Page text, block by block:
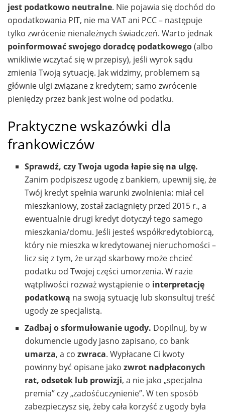
jest podatkowo neutralne. Nie pojawia się dochód do
opodatkowania PIT, nie ma VAT ani PCC – następuje
tylko zwrócenie nienależnych świadczeń. Warto jednak
poinformować swojego doradcę podatkowego(albo
wnikliwie wczytać się w przepisy), jeśli wyrok sądu
zmienia Twoją sytuację. Jak widzimy, problemem są
głównie ulgi związane z kredytem; samo zwrócenie
pieniędzy przez bank jest wolne od podatku.
Praktyczne wskazówki dla
frankowiczów
Sprawdź, czy Twoja ugoda łapie się na ulgę.
Zanim podpiszesz ugodę z bankiem, upewnij się, że
Twój kredyt spełnia warunki zwolnienia: miał cel
mieszkaniowy, został zaciągnięty przed 2015 r., a
ewentualnie drugi kredyt dotyczył tego samego
mieszkania/domu. Jeśli jesteś współkredytobiorcą,
który nie mieszka w kredytowanej nieruchomości –
licz się z tym, że urząd skarbowy może chcieć
podatku od Twojej części umorzenia. W razie
wątpliwości rozważ wystąpienie o interpretację
podatkową na swoją sytuację lub skonsultuj treść
ugody ze specjalistą.
Zadbaj o sformułowanie ugody. Dopilnuj, by w
dokumencie ugody jasno zapisano, co bank
umarza, a cozwraca. Wypłacane Ci kwoty
powinny być opisane jakozwrot nadpłaconych
rat, odsetek lub prowizji, a nie jako „specjalna
premia” czy „zadośćuczynienie”. W ten sposób
zabezpieczysz się, żeby cała korzyść z ugody była